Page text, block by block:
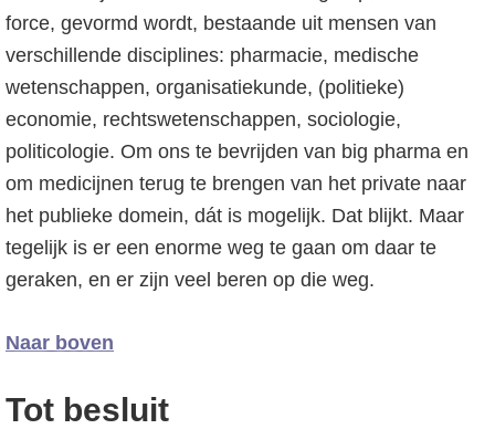
force, gevormd wordt, bestaande uit mensen van
verschillende disciplines: pharmacie, medische
wetenschappen, organisatiekunde, (politieke)
economie, rechtswetenschappen, sociologie,
politicologie. Om ons te bevrijden van big pharma en
om medicijnen terug te brengen van het private naar
het publieke domein, dát is mogelijk. Dat blijkt. Maar
tegelijk is er een enorme weg te gaan om daar te
geraken, en er zijn veel beren op die weg.
Naar boven
Tot besluit